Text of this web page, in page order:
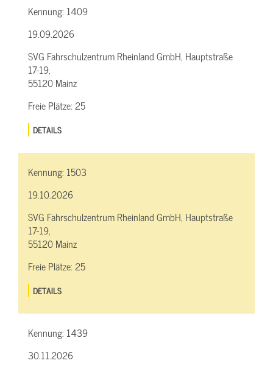
Kennung: 1409
19.09.2026
SVG Fahrschulzentrum Rheinland GmbH, Hauptstraße
17-19,
55120 Mainz
Freie Plätze:25
DETAILS
Kennung: 1503
19.10.2026
SVG Fahrschulzentrum Rheinland GmbH, Hauptstraße
17-19,
55120 Mainz
Freie Plätze:25
DETAILS
Kennung: 1439
30.11.2026